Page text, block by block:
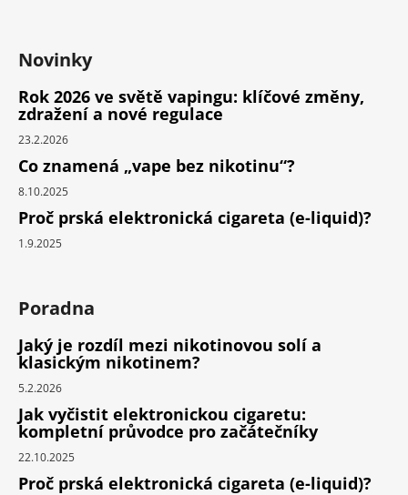
Novinky
Rok 2026 ve světě vapingu: klíčové změny,
zdražení a nové regulace
23.2.2026
Co znamená „vape bez nikotinu“?
8.10.2025
Proč prská elektronická cigareta (e-liquid)?
1.9.2025
Poradna
Jaký je rozdíl mezi nikotinovou solí a
klasickým nikotinem?
5.2.2026
Jak vyčistit elektronickou cigaretu:
kompletní průvodce pro začátečníky
22.10.2025
Proč prská elektronická cigareta (e-liquid)?